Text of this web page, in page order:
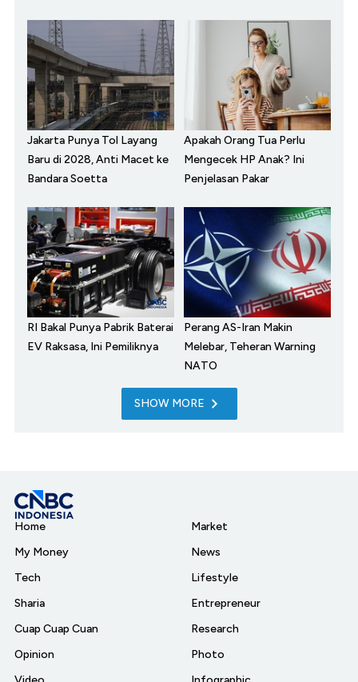
Jakarta Punya Tol Layang
Baru di 2028, Anti Macet ke
Bandara Soetta
Apakah Orang Tua Perlu
Mengecek HP Anak? Ini
Penjelasan Pakar
RI Bakal Punya Pabrik Baterai
EV Raksasa, Ini Pemiliknya
Perang AS-Iran Makin
Melebar, Teheran Warning
NATO
SHOW MORE
Home
My Money
Tech
Sharia
Cuap Cuap Cuan
Opinion
Market
News
Lifestyle
Entrepreneur
Research
Photo